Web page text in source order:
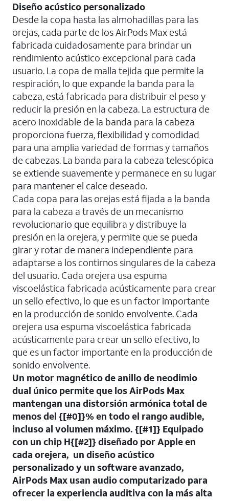
Diseño acústico personalizado
Desde la copa hasta las almohadillas para las
orejas, cada parte de los AirPods Max está
fabricada cuidadosamente para brindar un
rendimiento acústico excepcional para cada
usuario. La copa de malla tejida que permite la
respiración, lo que expande la banda para la
cabeza, está fabricada para distribuir el peso y
reducir la presión en la cabeza. La estructura de
acero inoxidable de la banda para la cabeza
proporciona fuerza, flexibilidad y comodidad
para una amplia variedad de formas y tamaños
de cabezas. La banda para la cabeza telescópica
se extiende suavemente y permanece en su lugar
para mantener el calce deseado.
Cada copa para las orejas está fijada a la banda
para la cabeza a través de un mecanismo
revolucionario que equilibra y distribuye la
presión en la orejera, y permite que se pueda
girar y rotar de manera independiente para
adaptarse a los contirnos singulares de la cabeza
del usuario. Cada orejera usa espuma
viscoelástica fabricada acústicamente para crear
un sello efectivo, lo que es un factor importante
en la producción de sonido envolvente. Cada
orejera usa espuma viscoelástica fabricada
acústicamente para crear un sello efectivo, lo
que es un factor importante en la producción de
sonido envolvente.
Un motor magnético de anillo de neodimio
dual único permite que los AirPods Max
mantengan una distorsión armónica total de
menos del {[#0]}% en todo el rango audible,
incluso al volumen máximo. {[#1]} Equipado
con un chip H{[#2]} diseñado por Apple en
cada orejera, un diseño acústico
personalizado y un software avanzado,
AirPods Max usan audio computarizado para
ofrecer la experiencia auditiva con la más alta